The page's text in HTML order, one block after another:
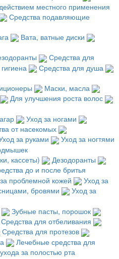
местного применения
Средства подавляющие
Вата, ватные диски
Средства для
Средства для душа
Маски, масла
Для улучшения роста волос
Уход за ногами
от насекомых
за руками
Уход за ногтями
кассеты)
Дезодоранты
до и после бритья
проблемной кожей
Уход за
бровями
Уход за
Зубные пасты, порошок
Средства для отбеливания
Средства для протезов
Лечебные средства для
за полостью рта